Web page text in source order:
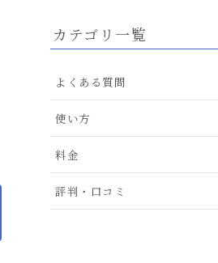
カテゴリ一覧
よくある質問
使い方
料金
評判・口コミ